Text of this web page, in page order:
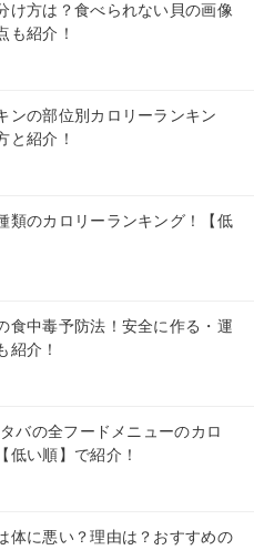
け方は？食べられない貝の画像
も紹介！
ンの部位別カロリーランキン
と紹介！
類のカロリーランキング！【低
食中毒予防法！安全に作る・運
紹介！
バの全フードメニューのカロ
低い順】で紹介！
体に悪い？理由は？おすすめの